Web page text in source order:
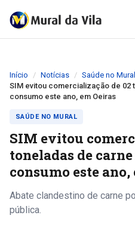
Início Notícias
Saúde no Mural
SIM evitou comercialização de 02
consumo este ano, em Oeiras
SAÚDE NO MURAL
SIM evitou
toneladas de
consumo este ano,
Abate clandestino de carne
pública.